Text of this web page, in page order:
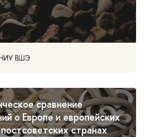
ВШЭ
сравнение
о Европе и европейских
странах